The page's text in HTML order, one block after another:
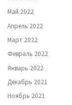
Май 2022
Апрель 2022
Март 2022
Февраль 2022
Январь 2022
Декабрь 2021
Ноябрь 2021